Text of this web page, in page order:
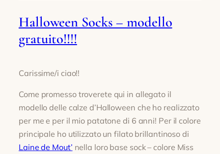
Halloween Socks – modello
gratuito!!!!
Carissime/i ciao!!
Come promesso troverete qui in allegato il
modello delle calze d’Halloween che ho realizzato
per me e per il mio patatone di 6 anni! Per il colore
principale ho utilizzato un filato brillantinoso di
Laine de Mout’ nella loro base sock – colore Miss